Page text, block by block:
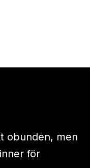
obunden, men
för